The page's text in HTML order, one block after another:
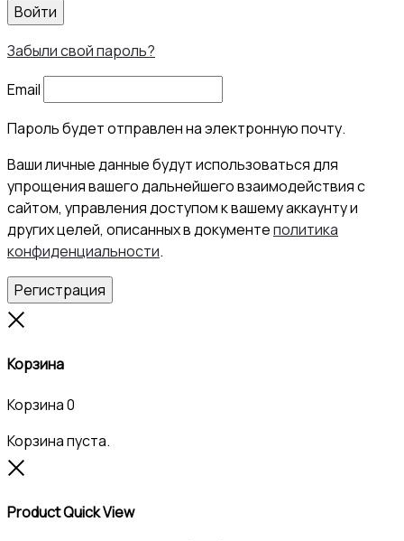
Войти
Забыли свой пароль?
Email
Пароль будет отправлен на электронную почту.
Ваши личные данные будут использоваться для
упрощения вашего дальнейшего взаимодействия с
сайтом, управления доступом к вашему аккаунту и
других целей, описанных в документеполитика
конфиденциальности.
Регистрация
Корзина
Корзина0
Корзина пуста.
Product Quick View